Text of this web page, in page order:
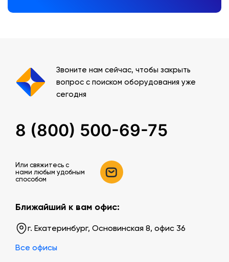
Звоните нам сейчас, чтобы закрыть
вопрос с поиском оборудования уже
сегодня
8 (800) 500-69-75
Или свяжитесь c
нами любым удобным
способом
Ближайший к вам офис:
г. Екатеринбург, Основинская 8, офис 36
Все офисы